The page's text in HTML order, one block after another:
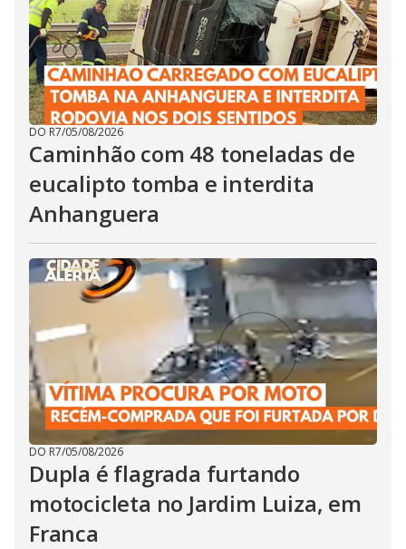
DO R7/05/08/2026
Caminhão com 48 toneladas de
eucalipto tomba e interdita
Anhanguera
DO R7/05/08/2026
Dupla é flagrada furtando
motocicleta no Jardim Luiza, em
Franca